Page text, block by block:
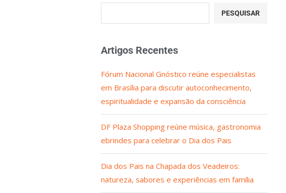
PESQUISAR
Artigos Recentes
Fórum Nacional Gnóstico reúne especialistas
em Brasília para discutir autoconhecimento,
espiritualidade e expansão da consciência
DF Plaza Shopping reúne música, gastronomia
ebrindes para celebrar o Dia dos Pais
Dia dos Pais na Chapada dos Veadeiros:
natureza, sabores e experiências em família